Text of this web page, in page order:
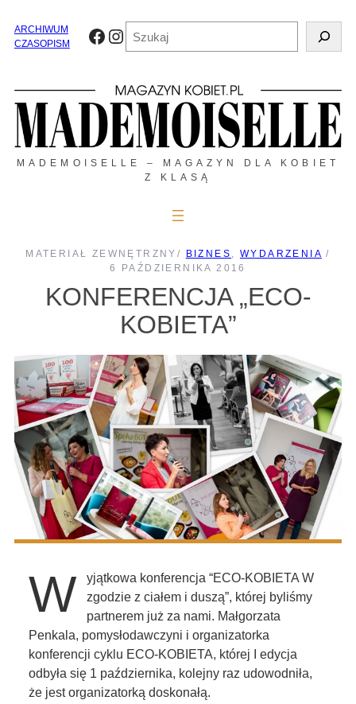
treściARCHIWUM
CZASOPISM
Facebook
Instagram
MADEMOISELLE – MAGAZYN DLA KOBIET
Z KLASĄ
MATERIAŁ ZEWNĘTRZNY / BIZNES , WYDARZENIA /
6 PAŹDZIERNIKA 2016
KONFERENCJA „ECO-
KOBIETA”
W
yjątkowa konferencja “ECO-KOBIETA W
zgodzie z ciałem i duszą”, której byliśmy
partnerem już za nami. Małgorzata
Penkala, pomysłodawczyni i organizatorka
konferencji cyklu ECO-KOBIETA, której I edycja
odbyła się 1 października, kolejny raz udowodniła,
że jest organizatorką doskonałą.